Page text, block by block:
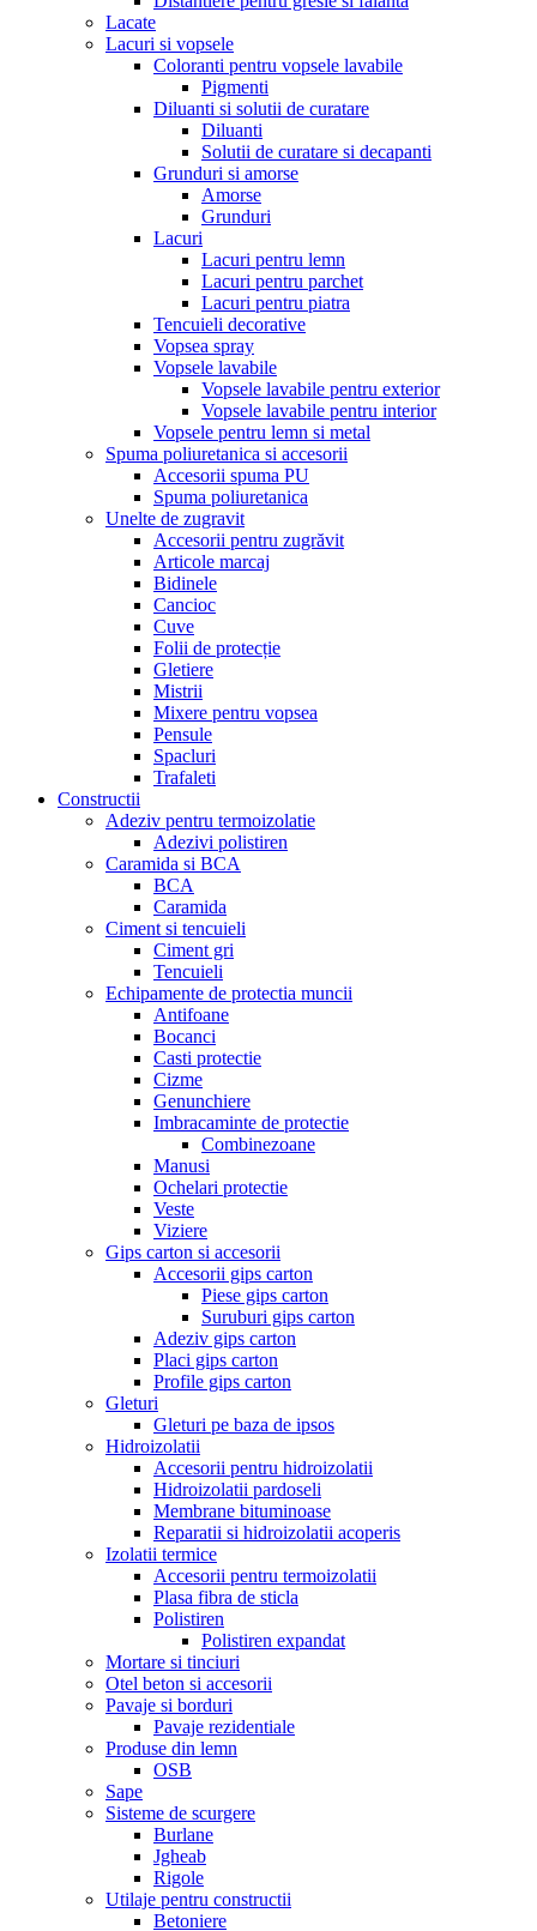
Lacate
Lacuri si vopsele
Coloranti pentru vopsele lavabile
Pigmenti
Diluanti si solutii de curatare
Diluanti
Solutii de curatare si decapanti
Grunduri si amorse
Amorse
Grunduri
Lacuri
Lacuri pentru lemn
Lacuri pentru parchet
Lacuri pentru piatra
Tencuieli decorative
Vopsea spray
Vopsele lavabile
Vopsele lavabile pentru exterior
Vopsele lavabile pentru interior
Vopsele pentru lemn si metal
Spuma poliuretanica si accesorii
Accesorii spuma PU
Spuma poliuretanica
Unelte de zugravit
Accesorii pentru zugrăvit
Articole marcaj
Bidinele
Cancioc
Cuve
Folii de protecție
Gletiere
Mistrii
Mixere pentru vopsea
Pensule
Spacluri
Trafaleti
Constructii
Adeziv pentru termoizolatie
Adezivi polistiren
Caramida si BCA
BCA
Caramida
Ciment si tencuieli
Ciment gri
Tencuieli
Echipamente de protectia muncii
Antifoane
Bocanci
Casti protectie
Cizme
Genunchiere
Imbracaminte de protectie
Combinezoane
Manusi
Ochelari protectie
Veste
Viziere
Gips carton si accesorii
Accesorii gips carton
Piese gips carton
Suruburi gips carton
Adeziv gips carton
Placi gips carton
Profile gips carton
Gleturi
Gleturi pe baza de ipsos
Hidroizolatii
Accesorii pentru hidroizolatii
Hidroizolatii pardoseli
Membrane bituminoase
Reparatii si hidroizolatii acoperis
Izolatii termice
Accesorii pentru termoizolatii
Plasa fibra de sticla
Polistiren
Polistiren expandat
Mortare si tinciuri
Otel beton si accesorii
Pavaje si borduri
Pavaje rezidentiale
Produse din lemn
OSB
Sape
Sisteme de scurgere
Burlane
Jgheab
Rigole
Utilaje pentru constructii
Betoniere